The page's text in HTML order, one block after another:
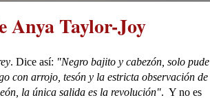
Anya Taylor-Joy
. Dice así: "Negro bajito y cabezón, solo pude
con arrojo, tesón y la estricta observación de
la única salida es la revolución". Y no es